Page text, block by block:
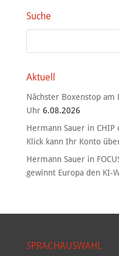
Suche
Aktuell
Nächster Boxenstop am
Uhr 6.08.2026
Hermann Sauer in CHIP
Klick kann Ihr Konto
Hermann Sauer in
gewinnt Europa den KI-
SPRACHAUSWAHL